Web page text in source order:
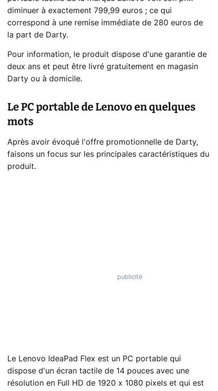
diminuer à exactement 799,99 euros ; ce qui
correspond à une remise immédiate de 280 euros de
la part de Darty.
Pour information, le produit dispose d'une garantie de
deux ans et peut être livré gratuitement en magasin
Darty ou à domicile.
Le PC portable de Lenovo en quelques
mots
Après avoir évoqué l'offre promotionnelle de Darty,
faisons un focus sur les principales caractéristiques du
produit.
Le Lenovo IdeaPad Flex est un PC portable qui
dispose d'un écran tactile de 14 pouces avec une
résolution en Full HD de 1920 x 1080 pixels et qui est